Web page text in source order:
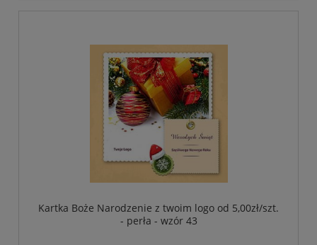
Kartka Boże Narodzenie z twoim logo od 5,00zł/szt.
- perła - wzór 43